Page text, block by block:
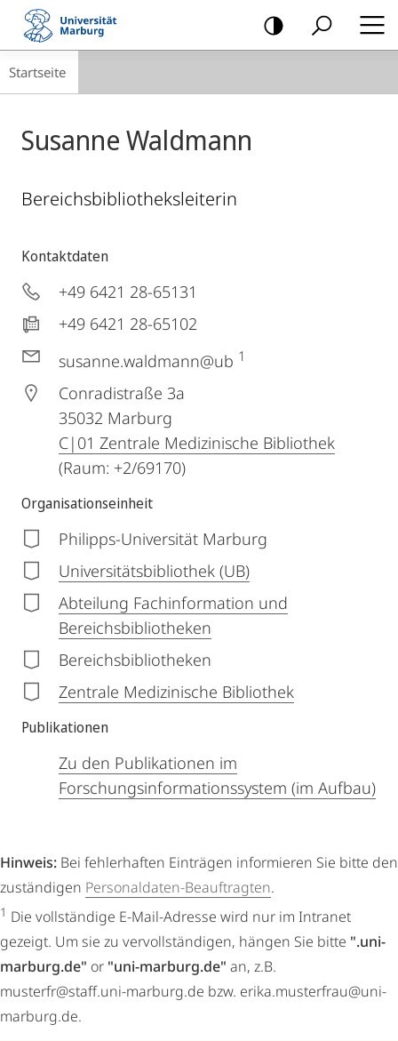
Mobile-
Navigation
Navigation
Startseite
Susanne Waldmann
Bereichsbibliotheksleiterin
Kontaktdaten
+49 6421 28-65131
+49 6421 28-65102
susanne.waldmann@ub 1
Conradistraße 3a
35032 Marburg
C|01 Zentrale Medizinische Bibliothek
(Raum: +2/69170)
Organisationseinheit
Philipps-Universität Marburg
Universitätsbibliothek (UB)
Abteilung Fachinformation und
Bereichsbibliotheken
Bereichsbibliotheken
Zentrale Medizinische Bibliothek
Publikationen
Zu den Publikationen im
Forschungsinformationssystem (im Aufbau)
Hinweis: Bei fehlerhaften Einträgen informieren Sie bitte den
zuständigen Personaldaten-Beauftragten.
1 Die vollständige E-Mail-Adresse wird nur im Intranet
gezeigt. Um sie zu vervollständigen, hängen Sie bitte ".uni-
marburg.de" or "uni-marburg.de" an, z.B.
musterfr@staff.uni-marburg.de bzw. erika.musterfrau@uni-
marburg.de.